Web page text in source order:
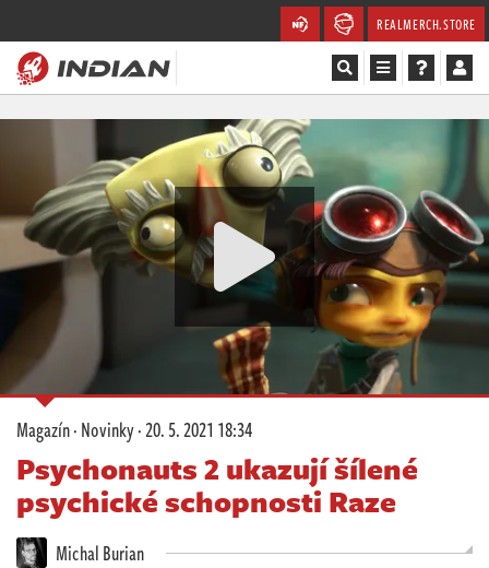
REALMERCH.STORE
Recenze
Videa
Databáze
Komunita
Redakce
Živě
Magazín·Novinky·20. 5. 2021 18:34
Psychonauts 2 ukazují šílené
psychické schopnosti Raze
Michal Burian